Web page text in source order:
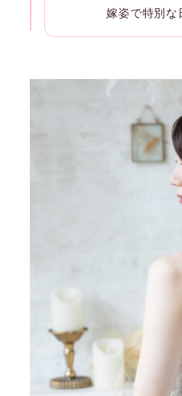
嫁姿で特別な